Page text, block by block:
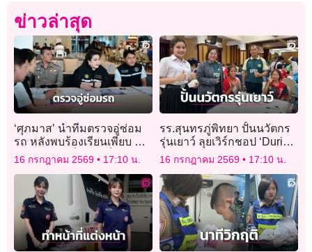
ข่าวล่าสุด
‘ศุภมาส’ นำทีมตรวจอู่ซ่อม
รถ หลังพบร้องเรียนเพียบ ค่า
ซ่อมไม่ชัด เก็บเงินเพิ่มไม่แจ้ง
16 กรกฎาคม 2569 17:10 น.
รร.สุนทรภู่พิทยา ปั้นนวัตกร
รุ่นเยาว์ ลุยเวิร์กชอป ‘Durian
Smart Creator’ ต่อยอด
เศรษฐกิจ EEC
16 กรกฎาคม 2569 17:10 น.